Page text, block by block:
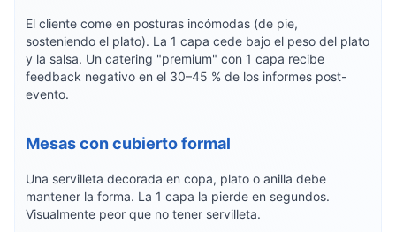
El cliente come en posturas incómodas (de pie,
sosteniendo el plato). La 1 capa cede bajo el peso del plato
y la salsa. Un catering "premium" con 1 capa recibe
feedback negativo en el 30–45 % de los informes post-
evento.
Mesas con cubierto formal
Una servilleta decorada en copa, plato o anilla debe
mantener la forma. La 1 capa la pierde en segundos.
Visualmente peor que no tener servilleta.